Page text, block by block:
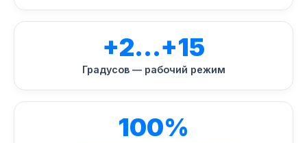
+2…+15
Градусов — рабочий режим
100%